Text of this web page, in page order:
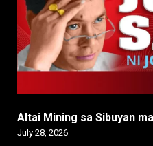
Altai Mining sa Sibuyan
July 28, 2026